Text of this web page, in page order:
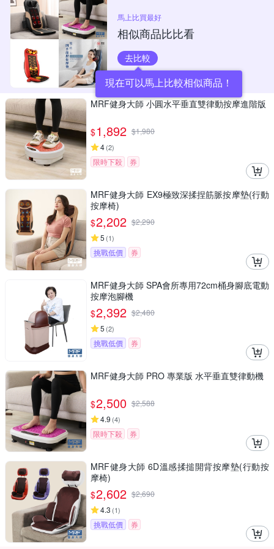
馬上比買最好
相似商品比比看
去比較
現在可以馬上比較相似商品！
MRF健身大師 ⼩圓⽔平垂直雙律動按摩進階版
$1,892 $1,980
4(2)
限時下殺 券
MRF健身大師 EX9極致深揉捏筋脈按摩墊(行動
按摩椅)
$2,202 $2,290
5 (1)
挑戰低價 券
MRF健身大師 SPA會所專用72cm桶身腳底電動
按摩泡腳機
$2,392 $2,480
5 (2)
挑戰低價 券
MRF健身大師 PRO 專業版 ⽔平垂直雙律動機
$2,500 $2,588
4.9 (4)
限時下殺 券
MRF健身大師 6D溫感揉搥開背按摩墊(行動按
摩椅)
$2,602 $2,690
4.3 (1)
挑戰低價 券